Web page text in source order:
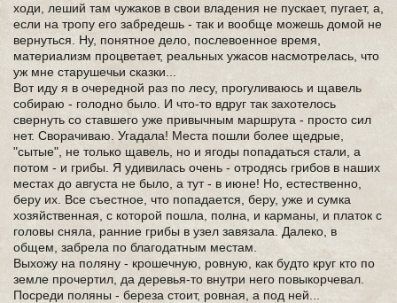
ходи, леший там чужаков в свои владения не пускает, пугает, а,
если на тропу его забредешь - так и вообще можешь домой не
вернуться. Ну, понятное дело, послевоенное время,
материализм процветает, реальных ужасов насмотрелась, что
уж мне старушечьи сказки...
Вот иду я в очередной раз по лесу, прогуливаюсь и щавель
собираю - голодно было. И что-то вдруг так захотелось
свернуть со ставшего уже привычным маршрута - просто сил
нет. Сворачиваю. Угадала! Места пошли более щедрые,
"сытые", не только щавель, но и ягоды попадаться стали, а
потом - и грибы. Я удивилась очень - отродясь грибов в наших
местах до августа не было, а тут - в июне! Но, естественно,
беру их. Все съестное, что попадается, беру, уже и сумка
хозяйственная, с которой пошла, полна, и карманы, и платок с
головы сняла, ранние грибы в узел завязала. Далеко, в
общем, забрела по благодатным местам.
Выхожу на поляну - крошечную, ровную, как будто круг кто по
земле прочертил, да деревья-то внутри него повыкорчевал.
Посреди поляны - береза стоит, ровная, а под ней...